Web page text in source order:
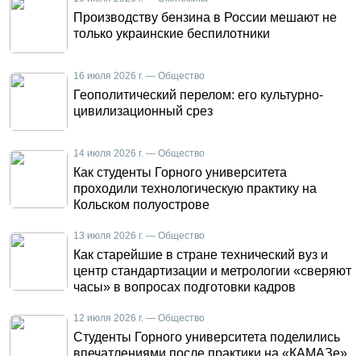
Производству бензина в России мешают не
только украинские беспилотники
16 июля 2026 г. — Общество
Геополитический перелом: его культурно-
цивилизационный срез
14 июля 2026 г. — Общество
Как студенты Горного университета
проходили технологическую практику на
Кольском полуострове
13 июля 2026 г. — Общество
Как старейшие в стране технический вуз и
центр стандартизации и метрологии «сверяют
часы» в вопросах подготовки кадров
12 июля 2026 г. — Общество
Студенты Горного университета поделились
впечатлениями после практики на «КАМАЗе»